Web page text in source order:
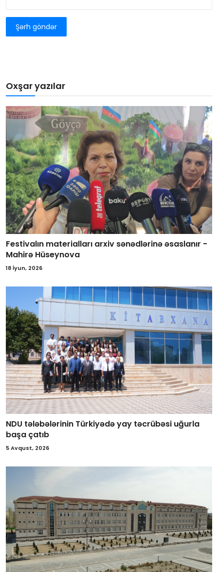
Şərh göndər
Oxşar yazılar
Festivalın materialları arxiv sənədlərinə əsaslanır -
Mahirə Hüseynova
18 İyun, 2026
NDU tələbələrinin Türkiyədə yay təcrübəsi uğurla
başa çatıb
5 Avqust, 2026